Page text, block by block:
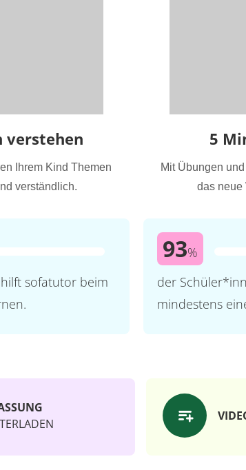
verstehen
Ihrem Kind Themen
verständlich.
sofatutor beim
5
Mit Übungen
das neue
93%
der
mindestens